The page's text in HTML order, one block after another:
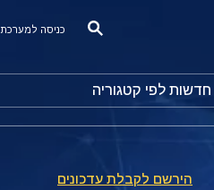
כניסה למערכת
חדשות לפי קטגוריה
הירשם לקבלת עדכונים